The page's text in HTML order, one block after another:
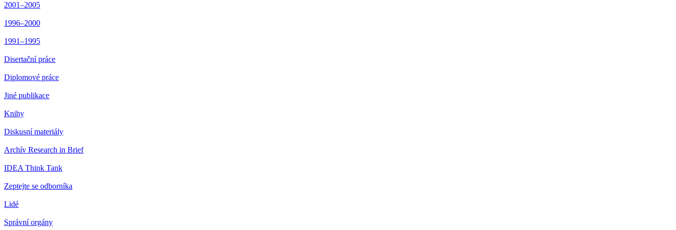
2001–2005
1996–2000
1991–1995
Disertační práce
Diplomové práce
Jiné publikace
Knihy
Diskusní materiály
Archív Research in Brief
IDEA Think Tank
Zeptejte se odborníka
Lidé
Správní orgány